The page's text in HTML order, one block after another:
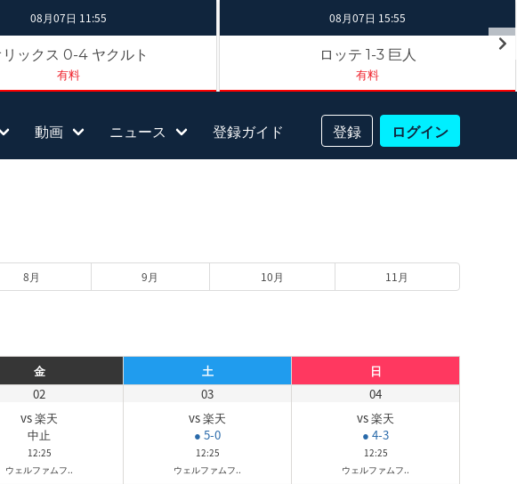
08月07日 11:55
ックス 0-4 ヤクルト
有料
08月07日 15:55
ロッテ 1-3 巨人
有料
動画 ニュース 登録ガイド 登録 ログイン
8月 9月 10月 11月
金 土
日
02
vs 楽天
中止
12:25
ウェルファムフ..
03
vs 楽天
● 5-0
12:25
ウェルファムフ..
04
vs 楽天
● 4-3
12:25
ウェルファムフ..